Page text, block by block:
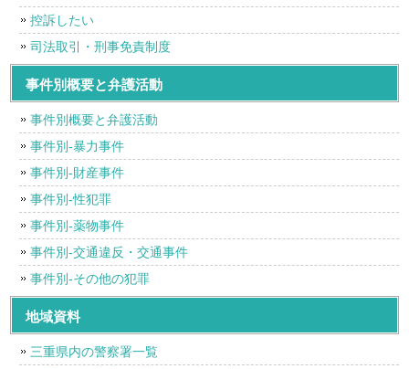
控訴したい
司法取引・刑事免責制度
事件別概要と弁護活動
事件別概要と弁護活動
事件別-暴力事件
事件別-財産事件
事件別-性犯罪
事件別-薬物事件
事件別-交通違反・交通事件
事件別-その他の犯罪
地域資料
三重県内の警察署一覧